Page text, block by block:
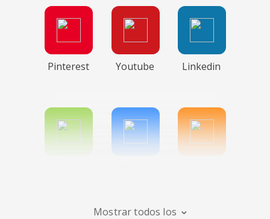
Pinterest Youtube Linkedin
Mostrar todos los